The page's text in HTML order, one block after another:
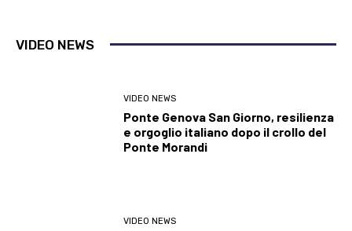
VIDEO NEWS
VIDEO NEWS
Ponte Genova San Giorno, resilienza
e orgoglio italiano dopo il crollo del
Ponte Morandi
VIDEO NEWS